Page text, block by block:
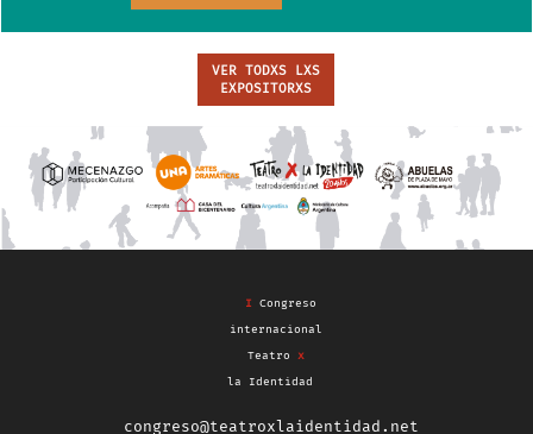
VER TODXS LXS
EXPOSITORXS
I Congreso
internacional
Teatro x
la Identidad
congreso@teatroxlaidentidad.net